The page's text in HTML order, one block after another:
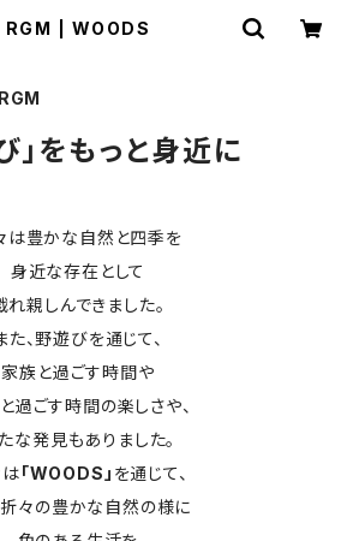
RGM | WOODS
RGM
」をもっと身近に
は豊かな自然と四季を
身近な存在として
れ親しんできました。
た、野遊びを通じて、
家族と過ごす時間や
過ごす時間の楽しさや、
な発見もありました。
「WOODS」 を通じて、
々の豊かな自然の様に